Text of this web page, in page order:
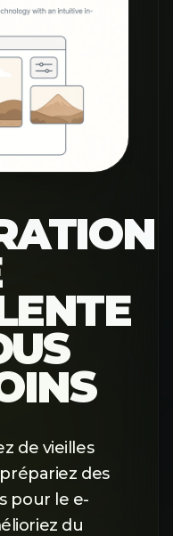
de vieilles
des
pour le e-
du